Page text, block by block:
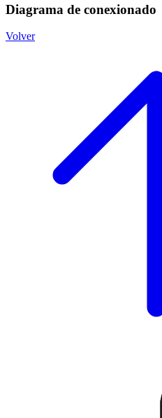
Diagrama de conexionado
Volver